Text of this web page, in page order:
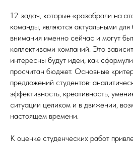
12 задач, которые «разобрали на
команды, являются актуальными
внимания именно сейчас и могут
коллективами компаний. Это
интересны будут идеи, как
просчитан бюджет. Основные
предложений студентов:
эффективность, креативность,
ситуации целиком и в движении,
настоящем времени.
К оценке студенческих работ